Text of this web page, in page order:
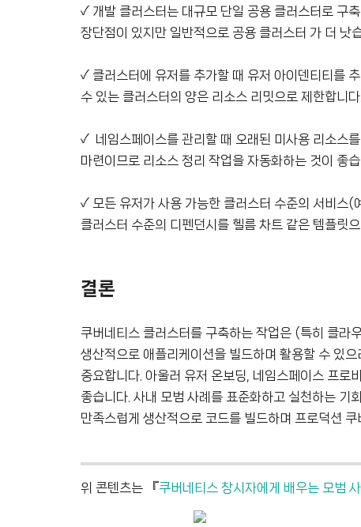
✓ 개발 클러스터는 대규모 단일 공용 클러스터로 구
장단점이 있지만 일반적으로 공용 클러스터 가 더 낫
✓ 클러스터에 유저를 추가할 때 유저 아이덴티티를
수 있는 클러스터의 양은 리소스 리밋으로 제한합니다.
✓ 네임스페이스를 관리할 때 오래된 미사용 리소스
마련이므로 리소스 정리 작업을 자동화하는 것이 좋습
✓ 모든 유저가 사용 가능한 클러스터 수준의 서비스(
클러스터 수준의 디펜던시를 헬름 차트 같은 템플릿
결론
쿠버네티스 클러스터를 구축하는 작업은 (특히 클라
생산적으로 애플리케이션을 빌드하며 활용할 수 있
중요합니다. 아울러 유저 온보딩, 네임스페이스 프로
좋습니다. 사내 모범 사례를 표준화하고 실천하는 기
만족스럽게 생산적으로 코드를 빌드하며 프로덕션
위 콘텐츠는 『쿠버네티스 창시자에게 배우는 모범